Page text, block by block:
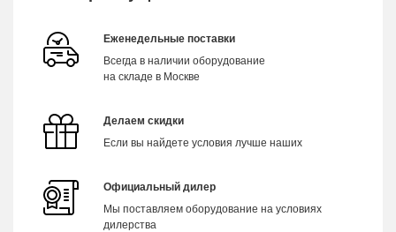
Еженедельные поставки
Всегда в наличии оборудование
на складе в Москве
Делаем скидки
Если вы найдете условия лучше наших
Официальный дилер
Мы поставляем оборудование на условиях
дилерства